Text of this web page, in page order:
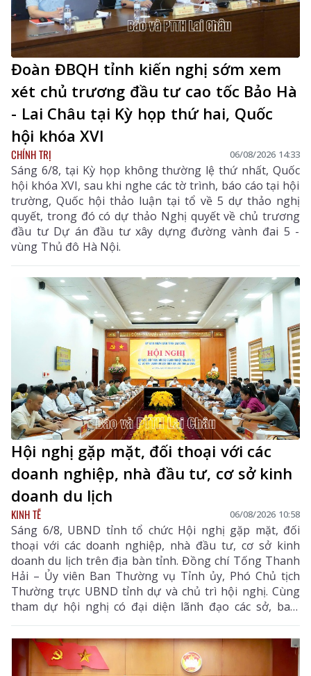
Đoàn ĐBQH tỉnh kiến nghị sớm xem
xét chủ trương đầu tư cao tốc Bảo Hà
- Lai Châu tại Kỳ họp thứ hai, Quốc
hội khóa XVI
CHÍNH TRỊ 06/08/2026 14:33
Sáng 6/8, tại Kỳ họp không thường lệ thứ nhất, Quốc
hội khóa XVI, sau khi nghe các tờ trình, báo cáo tại hội
trường, Quốc hội thảo luận tại tổ về 5 dự thảo nghị
quyết, trong đó có dự thảo Nghị quyết về chủ trương
đầu tư Dự án đầu tư xây dựng đường vành đai 5 -
vùng Thủ đô Hà Nội.
Hội nghị gặp mặt, đối thoại với các
doanh nghiệp, nhà đầu tư, cơ sở kinh
doanh du lịch
KINH TẾ 06/08/2026 10:58
Sáng 6/8, UBND tỉnh tổ chức Hội nghị gặp mặt, đối
thoại với các doanh nghiệp, nhà đầu tư, cơ sở kinh
doanh du lịch trên địa bàn tỉnh. Đồng chí Tống Thanh
Hải – Ủy viên Ban Thường vụ Tỉnh ủy, Phó Chủ tịch
Thường trực UBND tỉnh dự và chủ trì hội nghị. Cùng
tham dự hội nghị có đại diện lãnh đạo các sở, ban,
ngành, UBND các địa phương trọng điểm về phát
triển du lịch, Hiệp hội Du lịch tỉnh Lai Châu, các khu,
điểm du lịch, doanh nghiệp, hợp tác xã và hộ kinh
doanh dịch vụ du lịch.